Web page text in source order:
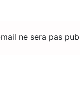
ne sera pas